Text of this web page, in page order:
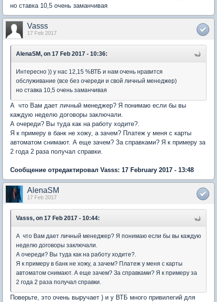
но ставка 10,5 очень заманчивая
Vasss
17 Feb 2017
AlenaSM, on 17 Feb 2017 - 10:36:
Интересно )) у нас 12,15 %ВТБ и нам очень нравится
обслуживание (все без очереди и свой личный менеджер)
но ставка 10,5 очень заманчивая
А что Вам дает личный менеджер? Я понимаю если бы вы
каждую неделю договоры заключали.
А очереди? Вы туда как на работу ходите?.
Я к примеру в банк не хожу, а зачем? Платеж у меня с карты
автоматом снимают. А еще зачем? За справками? Я к примеру за
2 года 2 раза получал справки.
Сообщение отредактировал Vasss: 17 February 2017 - 13:48
AlenaSM
17 Feb 2017
Vasss, on 17 Feb 2017 - 10:44:
А что Вам дает личный менеджер? Я понимаю если бы вы каждую
неделю договоры заключали.
А очереди? Вы туда как на работу ходите?.
Я к примеру в банк не хожу, а зачем? Платеж у меня с карты
автоматом снимают. А еще зачем? За справками? Я к примеру за
2 года 2 раза получал справки.
Поверьте, это очень выручает ) и у ВТБ много привилегий для